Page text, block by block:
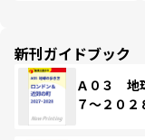
新刊ガイドブック
Ａ０３ 地
７～２０２